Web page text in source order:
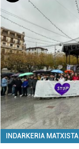
INDARKERIA MATXISTA